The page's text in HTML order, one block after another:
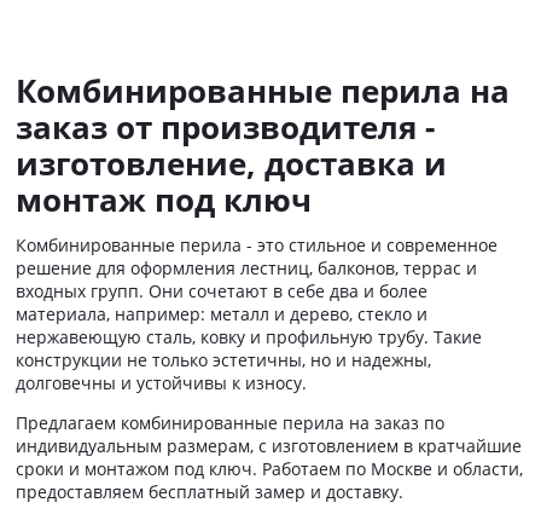
Комбинированные перила на
заказ от производителя -
изготовление, доставка и
монтаж под ключ
Комбинированные перила - это стильное и современное
решение для оформления лестниц, балконов, террас и
входных групп. Они сочетают в себе два и более
материала, например: металл и дерево, стекло и
нержавеющую сталь, ковку и профильную трубу. Такие
конструкции не только эстетичны, но и надежны,
долговечны и устойчивы к износу.
Предлагаем комбинированные перила на заказ по
индивидуальным размерам, с изготовлением в кратчайшие
сроки и монтажом под ключ. Работаем по Москве и области,
предоставляем бесплатный замер и доставку.